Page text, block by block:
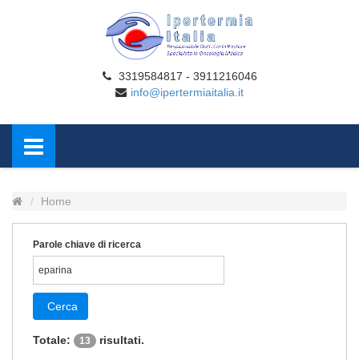
3319584817 - 3911216046
info@ipertermiaitalia.it
Home
Parole chiave di ricerca
Cerca
Totale: 13 risultati.